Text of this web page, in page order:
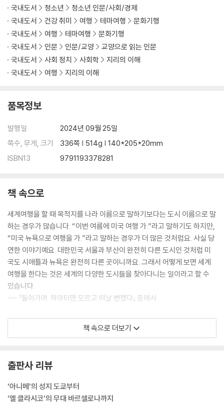
국내도서 청소년
청소년 인문/사회/경제
국내도서
건강 취미 여행 테마여행
문화기행
국내도서
여행 테마여행
문화기행
국내도서
인문 인문/교양
교양으로 읽는 인문
국내도서
사회 정치 사회학
지리의 이해
국내도서
여행 지리의 이해
품목정보
발행일
2024년 09월 25일
쪽수, 무게, 크기
336쪽 | 514g | 140*205*20mm
ISBN13
9791193378281
책 속으로
세계여행을 할 때 목적지를 나라 이름으로 말하기보다는 도시 이름으로 말
하는 경우가 많습니다. “이번 여름에 미국 여행 가.”라고 말하기도 하지만,
“미국 뉴욕으로 여행을 가.”라고 말하는 경우가 더 많은 것처럼요. 사실 당
연한 이야기예요. 대한민국 서울과 부산이 완전히 다른 도시인 것처럼 미
국도 시애틀과 뉴욕은 완전히 다른 곳이니까요. 그래서 어떻게 보면 세계
여행을 한다는 것은 세계의 다양한 도시들을 찾아다니는 일이라고 할 수
있습니다.
--- 「들어가며. 하마터면 모르고 떠날 뻔했다」 중에서
처음 칭짱 철도에 탔을 때는 불안감이 가득했습니다. 가이드나 여행 허가
증 없이 방문한 외국인인 저를 공안이 추방할지도 몰랐거든요. 하지만 같
위구르족, 티베트족 친구들과 한국인인 저는 말이 잘 통하지는 않았지만
서로의 음식을 나누어 먹었고, 각자의 문화에 대해 이야기했어요. 그중 저
와 같이 지리를 전공한 한족 친구와는 칭짱 철도와 티베트의 변화에 대해
책 속으로 더보기
출판사 리뷰
‘아니메’의 성지 도쿄부터
‘엘 클라시코’의 무대 바르셀로나까지